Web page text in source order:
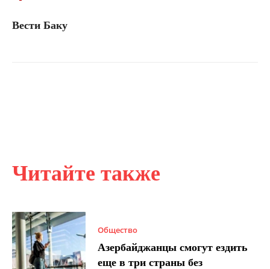
Читайте также
Общество
Азербайджанцы смогут ездить
еще в три страны без
Вести Баку